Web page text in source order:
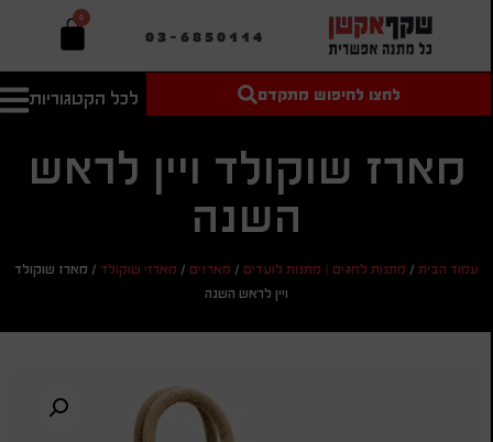
03-6850114
0
לכל הקטגוריות
טקסט חופשי
מחיר מיני'
אישית
לחצו לחיפוש מתקדם
מארז שוקולד ויין לראש
השנה
עמוד הבית/ מתנות לחגים | מתנות לועדים/ מארזים/ מארזי שוקולד/ מארז שוקולד
ויין לראש השנה